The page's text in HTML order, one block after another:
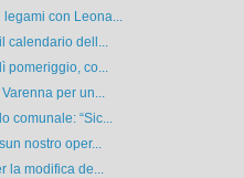
con Leona...
calendario dell...
co...
per un...
comunale: “Sic...
nostro oper...
la modifica de...